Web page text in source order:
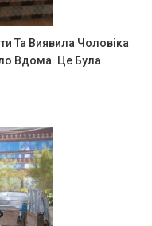
Та Виявила Чоловіка
Вдома. Це Була